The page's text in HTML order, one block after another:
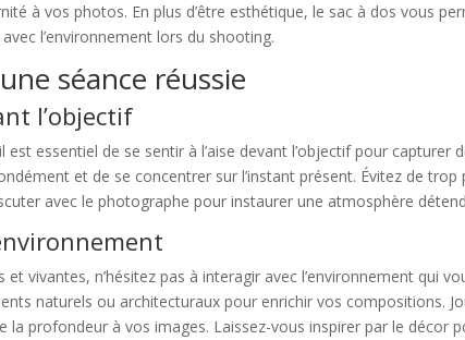
à vos photos. En plus d’être esthétique, le sac à dos vous
l’environnement lors du shooting.
séance réussie
l’objectif
est essentiel de se sentir à l’aise devant l’objectif pour
et de se concentrer sur l’instant présent. Évitez de
avec le photographe pour instaurer une atmosphère
vivantes, n’hésitez pas à interagir avec l’environnement qui
naturels ou architecturaux pour enrichir vos compositions.
la profondeur à vos images. Laissez-vous inspirer par le décor